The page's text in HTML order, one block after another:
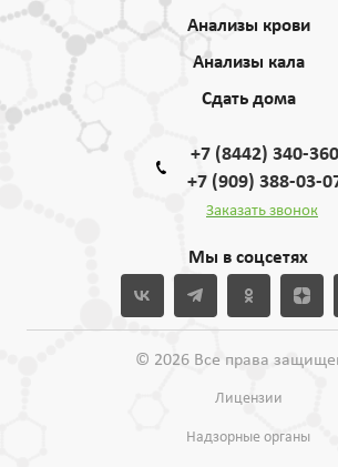
Анализы крови
Анализы кала
Сдать дома
+7 (8442) 340-360
+7 (909) 388-03-
Заказать звонок
Мы в соцсетях
© 2026 Все права
Лицензии
Надзорные органы